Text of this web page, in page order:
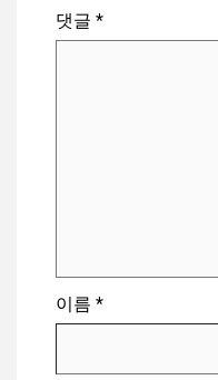
댓글 *
이름 *